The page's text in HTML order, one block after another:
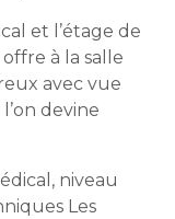
et l’étage de
offre à la salle
avec vue
devine
niveau
Les